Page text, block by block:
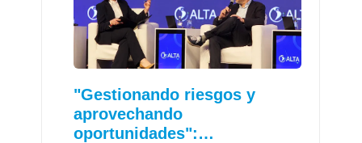
"Gestionando riesgos y
aprovechando
oportunidades":…